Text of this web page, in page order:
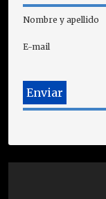
Nombre y apellido
E-mail